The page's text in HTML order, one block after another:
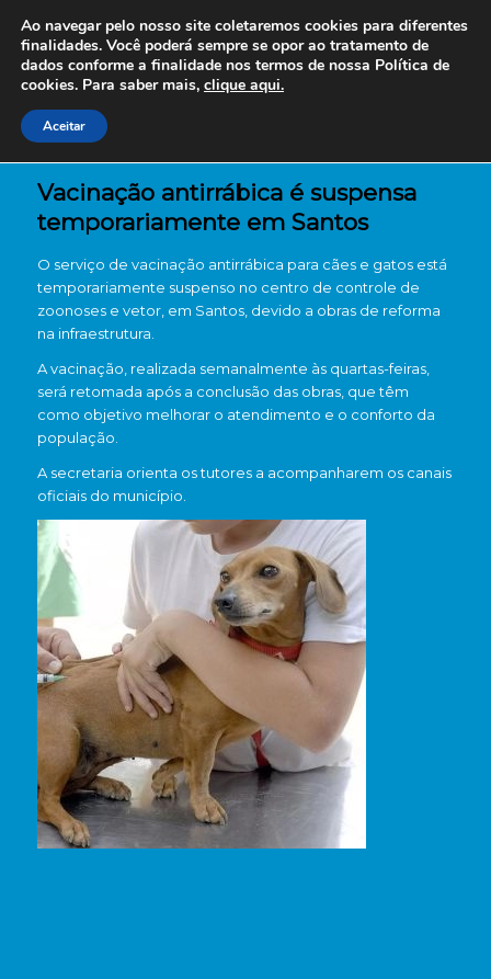
Vacinação antirrábica é suspensa
temporariamente em Santos
O serviço de vacinação antirrábica para cães e gatos está
temporariamente suspenso no centro de controle de
zoonoses e vetor, em Santos, devido a obras de reforma
na infraestrutura.
A vacinação, realizada semanalmente às quartas-feiras,
será retomada após a conclusão das obras, que têm
como objetivo melhorar o atendimento e o conforto da
população.
A secretaria orienta os tutores a acompanharem os canais
oficiais do município.
Ao navegar pelo nosso site coletaremos cookies para diferentes
finalidades. Você poderá sempre se opor ao tratamento de
dados conforme a finalidade nos termos de nossa Política de
cookies. Para saber mais, clique aqui.
Aceitar